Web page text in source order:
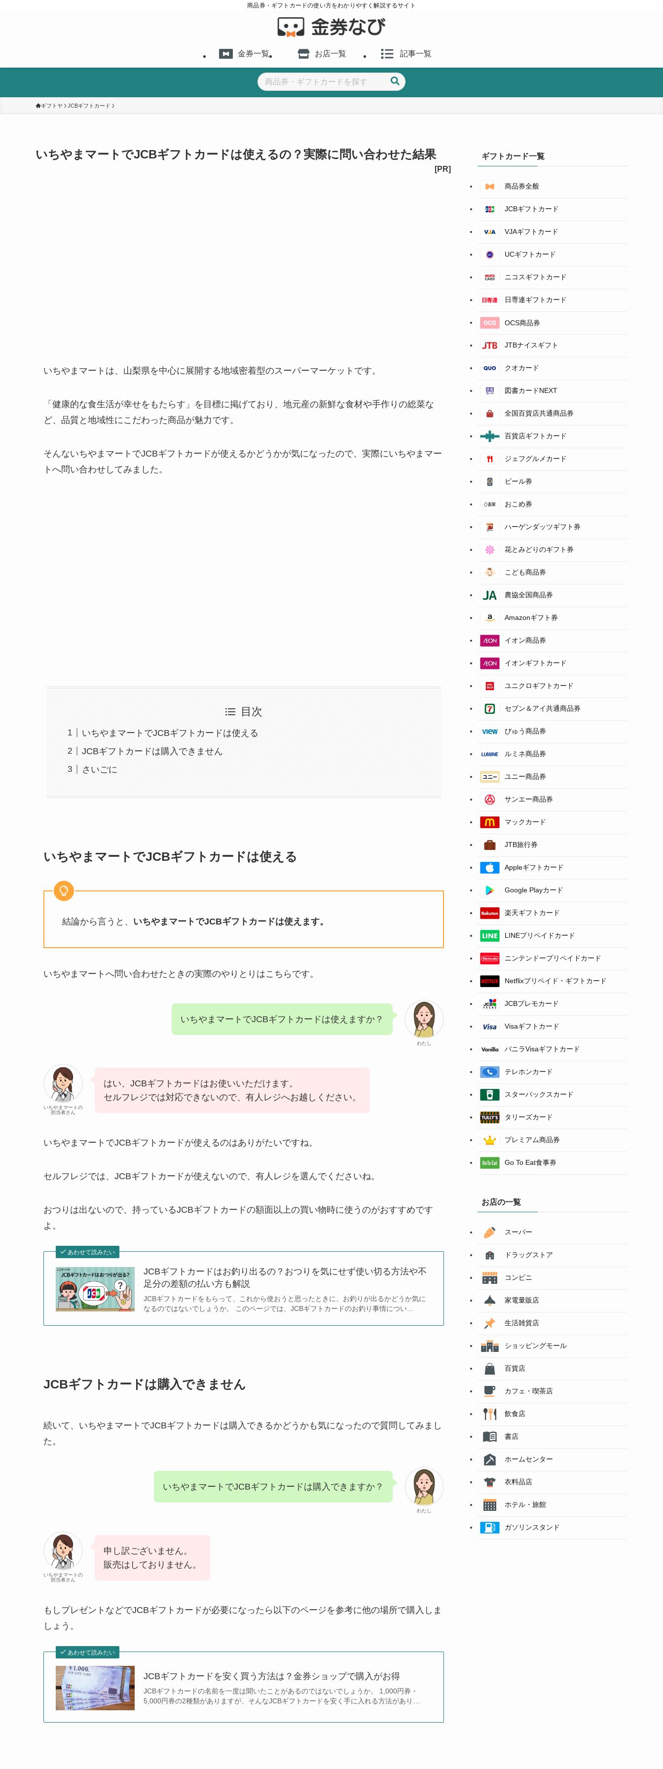
商品券・ギフトカードの使い方をわかりやすく解説するサイト
金券一覧 お店一覧 記事一覧
ギフトヤ JCBギフトカード
いちやまマートでJCBギフトカードは使えるの？実際に問い合わせた結果
いちやまマートは、山梨県を中心に展開する地域密着型のスーパーマーケットです。
「健康的な食生活が幸せをもたらす」を目標に掲げており、地元産の新鮮な食材や手作りの総菜な
ど、品質と地域性にこだわった商品が魅力です。
そんないちやまマートでJCBギフトカードが使えるかどうかが気になったので、実際にいちやまマー
トへ問い合わせしてみました。
目次
いちやまマートでJCBギフトカードは使える
JCBギフトカードは購入できません
さいごに
いちやまマートでJCBギフトカードは使える
結論から言うと、 いちやまマートでJCBギフトカードは使えます。
いちやまマートへ問い合わせたときの実際のやりとりはこちらです。
わたし
いちやまマートでJCBギフトカードは使えますか？
いちやまマートの
担当者さん
はい、JCBギフトカードはお使いいただけます。
セルフレジでは対応できないので、有人レジへお越しください。
いちやまマートでJCBギフトカードが使えるのはありがたいですね。
セルフレジでは、JCBギフトカードが使えないので、有人レジを選んでくださいね。
おつりは出ないので、持っているJCBギフトカードの額面以上の買い物時に使うのがおすすめです
よ。
あわせて読みたい
JCBギフトカードはお釣り出るの？おつりを気にせず使い切る方法や不
足分の差額の払い方も解説
JCBギフトカードをもらって、これから使おうと思ったときに、お釣りが出るかどうか気に
なるのではないでしょうか。 このページでは、JCBギフトカードのお釣り事情につい…
JCBギフトカードは購入できません
続いて、いちやまマートでJCBギフトカードは購入できるかどうかも気になったので質問してみまし
た。
わたし
いちやまマートでJCBギフトカードは購入できますか？
いちやまマートの
担当者さん
申し訳ございません。
販売はしておりません。
もしプレゼントなどでJCBギフトカードが必要になったら以下のページを参考に他の場所で購入しま
しょう。
あわせて読みたい
JCBギフトカードを安く買う方法は？金券ショップで購入がお得
JCBギフトカードの名前を一度は聞いたことがあるのではないでしょうか。 1,000円券・
5,000円券の2種類がありますが、そんなJCBギフトカードを安く手に入れる方法があり…
ギフトカード一覧
商品券全般
JCBギフトカード
VJAギフトカード
UCギフトカード
ニコスギフトカード
日専連ギフトカード
OCS商品券
JTBナイスギフト
クオカード
図書カードNEXT
全国百貨店共通商品券
百貨店ギフトカード
ジェフグルメカード
ビール券
おこめ券
ハーゲンダッツギフト券
花とみどりのギフト券
こども商品券
農協全国商品券
Amazonギフト券
イオン商品券
イオンギフトカード
ユニクロギフトカード
セブン＆アイ共通商品券
びゅう商品券
ルミネ商品券
ユニー商品券
サンエー商品券
マックカード
JTB旅行券
Appleギフトカード
Google Playカード
楽天ギフトカード
LINEプリペイドカード
ニンテンドープリペイドカード
Netflixプリペイド・ギフトカード
JCBプレモカード
Visaギフトカード
バニラVisaギフトカード
テレホンカード
スターバックスカード
タリーズカード
プレミアム商品券
Go To Eat食事券
お店の一覧
スーパー
ドラッグストア
コンビニ
家電量販店
生活雑貨店
ショッピングモール
百貨店
カフェ・喫茶店
飲食店
書店
ホームセンター
衣料品店
ホテル・旅館
ガソリンスタンド